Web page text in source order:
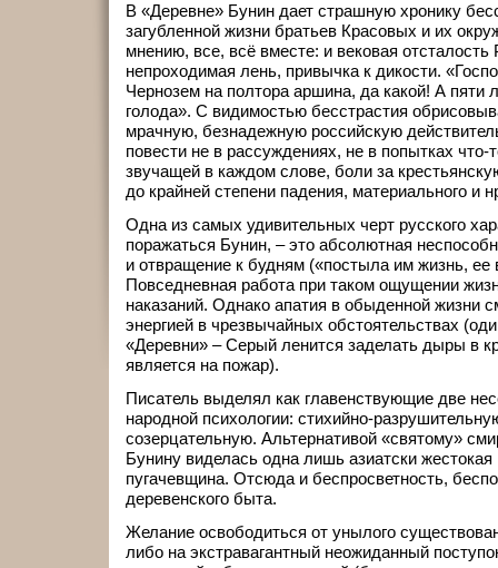
В «Деревне» Бунин дает страшную хронику
загубленной жизни братьев Красовых и их
мнению, все, всё вместе: и вековая отсталость
непроходимая лень, привычка к дикости.
Чернозем на полтора аршина, да какой! А пяти
голода». С видимостью бесстрастия
мрачную, безнадежную российскую
повести не в рассуждениях, не в попытках что-
звучащей в каждом слове, боли за
до крайней степени падения, материального и
Одна из самых удивительных черт русского
поражаться Бунин, – это абсолютная
и отвращение к будням («постыла им жизнь, ее
Повседневная работа при таком ощущении
наказаний. Однако апатия в обыденной жизни
энергией в чрезвычайных обстоятельствах
«Деревни» – Серый ленится заделать дыры в
является на пожар).
Писатель выделял как главенствующие две
народной психологии: стихийно-
созерцательную. Альтернативой «святому»
Бунину виделась одна лишь азиатски
пугачевщина. Отсюда и беспросветность,
деревенского быта.
Желание освободиться от унылого
либо на экстравагантный неожиданный